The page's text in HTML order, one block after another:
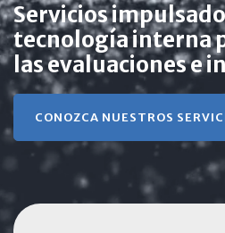
Servicios
tecnología interna
las evaluaciones e
CONOZCA NUESTROS